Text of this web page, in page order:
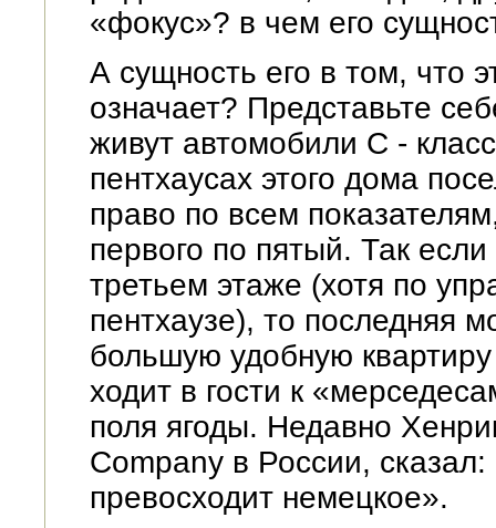
«фокус»? в чем его
А сущность его в том, что
означает? Представьте
живут автомобили С -
пентхаусах этого дома
право по всем
первого по пятый. Так
третьем этаже (хотя по
пентхаузе), то последняя
большую удобную
ходит в гости к
поля ягоды. Недавно
Company в России,
превосходит немецкое».